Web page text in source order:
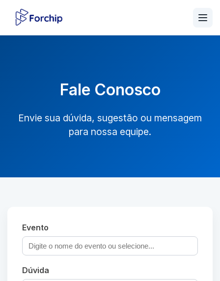
Fale Conosco
Envie sua dúvida, sugestão ou mensagem
para nossa equipe.
Evento
Dúvida